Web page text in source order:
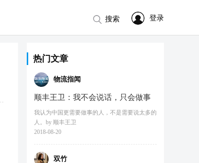
登录
搜索
热门文章
物流指闻
顺丰王卫：我不会说话，只会做事
我认为中国更需要做事的人，不是需要说太多的
人。by 顺丰王卫
2018-08-20
双竹